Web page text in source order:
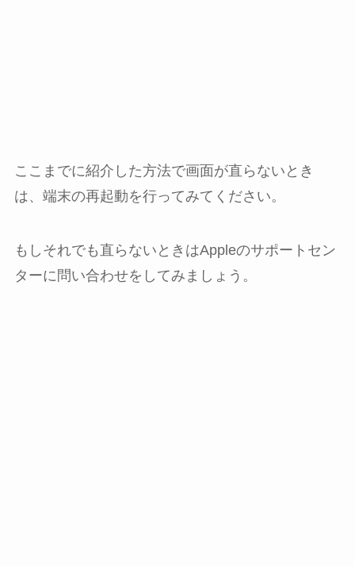
ここまでに紹介した方法で画面が直らないとき
は、端末の再起動を行ってみてください。
もしそれでも直らないときはAppleのサポートセン
ターに問い合わせをしてみましょう。